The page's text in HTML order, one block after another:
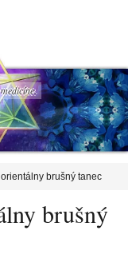
brušný tanec
brušný